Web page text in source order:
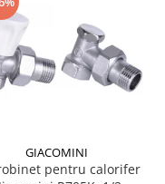
GIACOMINI
pentru calorifer